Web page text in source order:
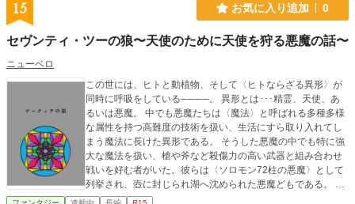
15 お気に入り追加 0
セヴンティ・ツーの狼〜天使のために天使を狩る悪魔の話〜
ニューベロ
この世には、ヒトと動植物、そして〈ヒトならざる異形〉が
同時に呼吸をしている────。 異形とは･･･精霊、天使、あ
るいは悪魔。 中でも悪魔たちは〈魔法〉と呼ばれる多種多様
な属性を持つ高難度の技術を扱い、生活にすら取り入れてし
まう魔法に長けた異形である。 そうした悪魔の中でも特に強
大な魔法を扱い、槍や斧など殺傷力の高い武器と組み合わせ
戦いを好む者がいた。彼らは〈ソロモン72柱の悪魔〉として
列挙され、壺に封じられ湖へ沈められた悪魔どもである。 時
は過ぎ17世紀、何者かによって封印の解かれた72柱の悪魔た